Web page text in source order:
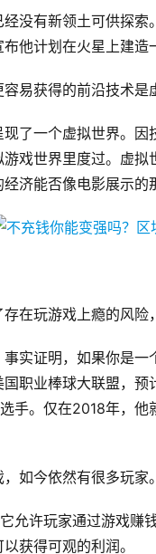
没有新领土可供探
他计划在火星上建造
易获得的前沿技术是
了一个虚拟世界。
戏世界里度过。虚
济能否像电影展示的
在玩游戏上瘾的风险
实证明，如果你是
职业棒球大联盟，
手。仅在2018年，
如今依然有很多玩家
允许玩家通过游戏赚
获得可观的利润。